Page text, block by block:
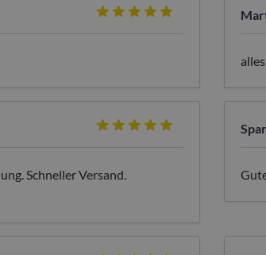
Schneller Versand.